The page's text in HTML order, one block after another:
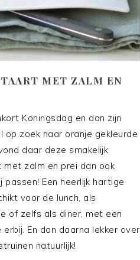
MET ZALM EN
Koningsdag en dan zijn
op zoek naar oranje gekleurde
daar deze smakelijk
zalm en prei dan ook
passen! Een heerlijk hartige
voor de lunch, als
of zelfs als diner, met een
erbij. En dan daarna lekker over
natuurlijk!